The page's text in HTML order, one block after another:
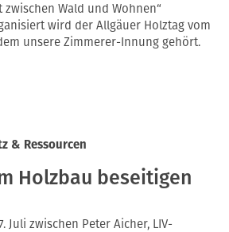
Wald und Wohnen“
wird der Allgäuer Holztag vom
unsere Zimmerer-Innung gehört.
& Ressourcen
Holzbau beseitigen
Juli zwischen Peter Aicher, LIV-